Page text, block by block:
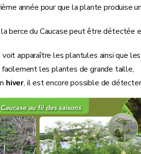
année pour que la plante produise
berce du Caucase peut être détectée
voit apparaître les plantules ainsi que
facilement les plantes de grande taille,
hiver, il est encore possible de